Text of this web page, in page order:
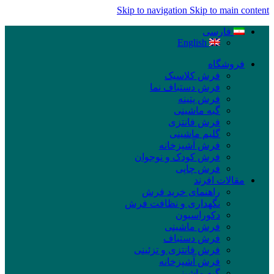
Skip to navigation Skip to main content
فارسی
English
فروشگاه
فرش کلاسیک
فرش دستباف نما
فرش پتینه
گبه ماشینی
فرش فانتزی
گلیم ماشینی
فرش آشپزخانه
فرش کودک و نوجوان
فرش چاپی
مقالات افرند
راهنمای خرید فرش
نگهداری و نظافت فرش
دکوراسیون
فرش ماشینی
فرش دستباف
فرش فانتزی و تزئینی
فرش آشپزخانه